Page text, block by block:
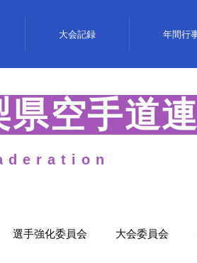
大会記録 年間行
空手道
選手強化委員会 大会委員会